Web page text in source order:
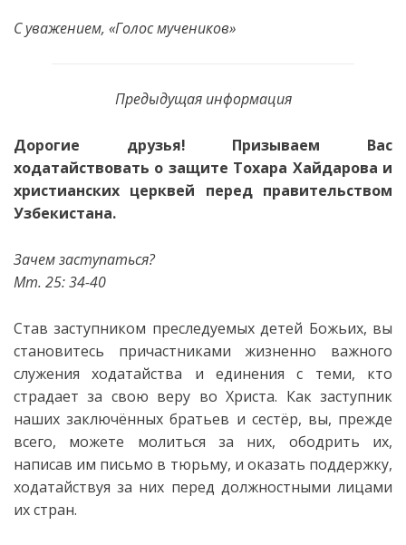
С уважением, «Голос мучеников»
Предыдущая информация
Дорогие друзья! Призываем Вас
ходатайствовать о защите Тохара Хайдарова и
христианских церквей перед правительством
Узбекистана.
Зачем заступаться?
Мт. 25: 34-40
Став заступником преследуемых детей Божьих, вы
становитесь причастниками жизненно важного
служения ходатайства и единения с теми, кто
страдает за свою веру во Христа. Как заступник
наших заключённых братьев и сестёр, вы, прежде
всего, можете молиться за них, ободрить их,
написав им письмо в тюрьму, и оказать поддержку,
ходатайствуя за них перед должностными лицами
их стран.